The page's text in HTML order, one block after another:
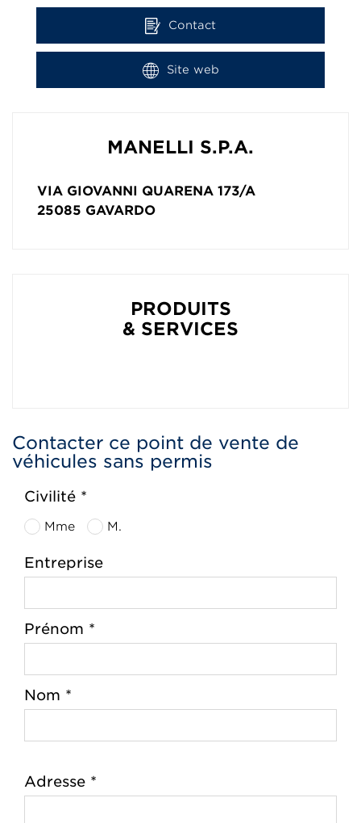
Contact
Site web
MANELLI S.P.A.
VIA GIOVANNI QUARENA 173/A
25085 GAVARDO
PRODUITS
& SERVICES
Contacter ce point de vente de
véhicules sans permis
Civilité *
Mme M.
Entreprise
Prénom *
Nom *
Adresse *